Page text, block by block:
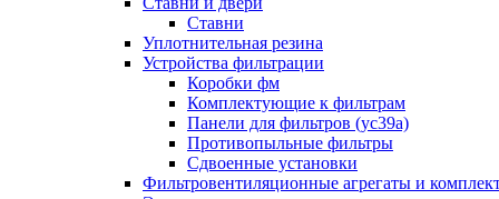
Ставни
Уплотнительная резина
Устройства фильтрации
Коробки фм
Комплектующие к фильтрам
Панели для фильтров (ус39а)
Противопыльные фильтры
Сдвоенные установки
Фильтровентиляционные агрегаты и